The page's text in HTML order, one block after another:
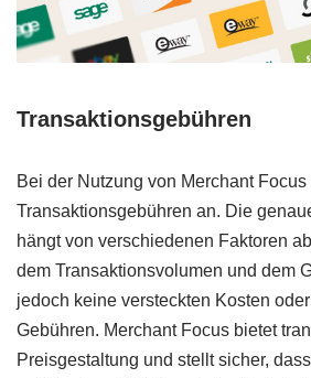
Transaktionsgebühren
Bei der Nutzung von Merchant Focus
Transaktionsgebühren an. Die
hängt von verschiedenen Faktoren
dem Transaktionsvolumen und dem
jedoch keine versteckten Kosten
Gebühren. Merchant Focus bietet
Preisgestaltung und stellt sicher,